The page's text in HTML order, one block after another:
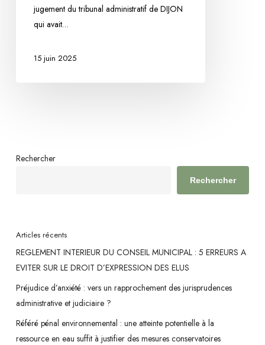
obstacle
cause
jugement du tribunal administratif de DIJON
qui avait…
15 juin 2025
Rechercher
Rechercher
Articles récents
REGLEMENT INTERIEUR DU CONSEIL MUNICIPAL : 5 ERREURS A
EVITER SUR LE DROIT D’EXPRESSION DES ELUS
Préjudice d’anxiété : vers un rapprochement des jurisprudences
administrative et judiciaire ?
Référé pénal environnemental : une atteinte potentielle à la
ressource en eau suffit à justifier des mesures conservatoires